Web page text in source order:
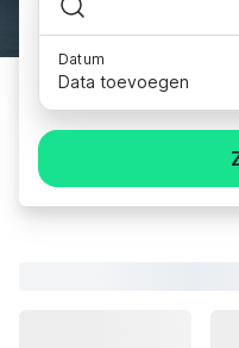
Datum
Data toevoegen